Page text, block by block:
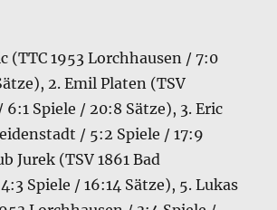
(TTC 1953 Lorchhausen / 7:0
2. Emil Platen (TSV
Spiele / 20:8 Sätze), 3. Eric
/ 5:2 Spiele / 17:9
Jurek (TSV 1861 Bad
Spiele / 16:14 Sätze), 5. Lukas